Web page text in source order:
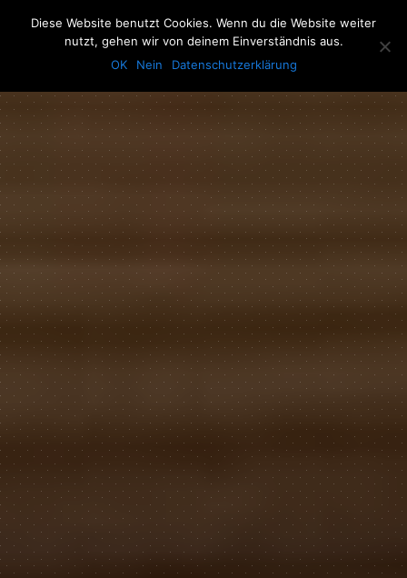
The Howling Men
Diese Website benutzt Cookies. Wenn du die Website weiter
nutzt, gehen wir von deinem Einverständnis aus.
OK
Nein Datenschutzerklärung